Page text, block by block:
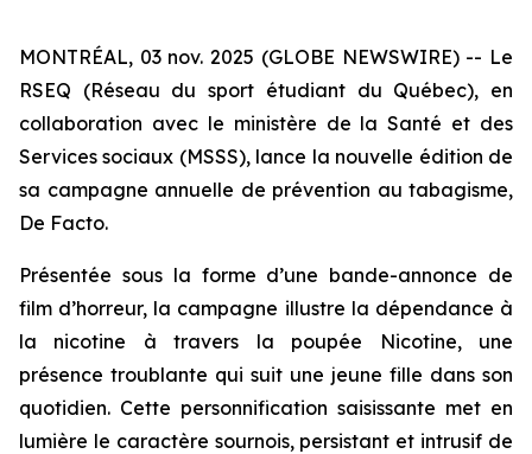
MONTRÉAL, 03 nov. 2025 (GLOBE NEWSWIRE) -- Le
RSEQ (Réseau du sport étudiant du Québec), en
collaboration avec le ministère de la Santé et des
Services sociaux (MSSS), lance la nouvelle édition de
sa campagne annuelle de prévention au tabagisme,
De Facto.
Présentée sous la forme d’une bande-annonce de
film d’horreur, la campagne illustre la dépendance à
la nicotine à travers la poupée Nicotine, une
présence troublante qui suit une jeune fille dans son
quotidien. Cette personnification saisissante met en
lumière le caractère sournois, persistant et intrusif de